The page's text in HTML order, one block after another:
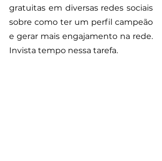
gratuitas em diversas redes sociais
sobre como ter um perfil campeão
e gerar mais engajamento na rede.
Invista tempo nessa tarefa.